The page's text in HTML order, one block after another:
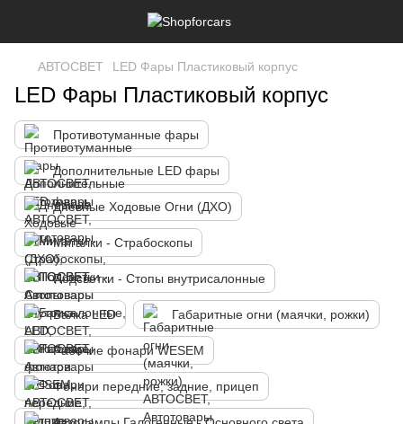
АВТОСВЕТ LED Фары Пластиковый корпус
LED Фары Пластиковый корпус
Противотуманные фары
Дополнительные LЕD фары
Дневные Ходовые Огни (ДХО)
Мигалки - Страбоскопы
Подсветки - Стопы внутрисалонные
Балка LED Габаритные огни (маячки, рожки)
Рабочие фонари WESEM
Фонари передние, задние, прицеп